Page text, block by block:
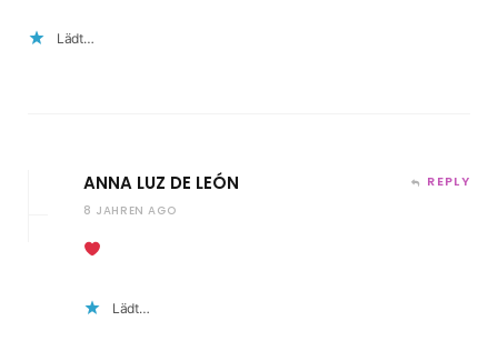
Lädt…
ANNA LUZ DE LEÓN
8 JAHREN AGO
REPLY
Lädt…